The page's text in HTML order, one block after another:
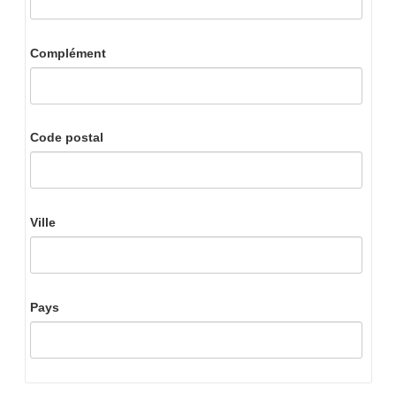
Complément
Code postal
Ville
Pays